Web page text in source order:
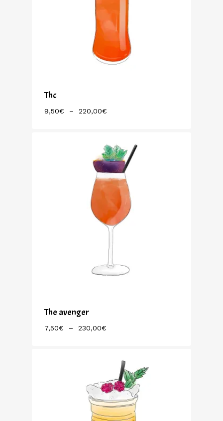
Thc
9,50€ – 220,00€
À
220,00€
The avenger
7,50€ – 230,00€
230,00€